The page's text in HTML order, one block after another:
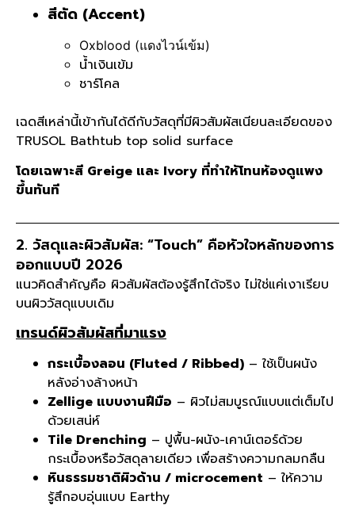
สีตัด (Accent)
Oxblood (แดงไวน์เข้ม)
น้ำเงินเข้ม
ชาร์โคล
เฉดสีเหล่านี้เข้ากันได้ดีกับวัสดุที่มีผิวสัมผัสเนียนละเอียดของ
TRUSOL Bathtub top solid surface
โดยเฉพาะสี Greige และ Ivory ที่ทำให้โทนห้องดูแพง
ขึ้นทันที
2. วัสดุและผิวสัมผัส: “Touch” คือหัวใจหลักของการ
ออกแบบปี 2026
แนวคิดสำคัญคือ ผิวสัมผัสต้องรู้สึกได้จริง ไม่ใช่แค่เงาเรียบ
บนผิววัสดุแบบเดิม
เทรนด์ผิวสัมผัสที่มาแรง
กระเบื้องลอน (Fluted / Ribbed) – ใช้เป็นผนัง
หลังอ่างล้างหน้า
Zellige แบบงานฝีมือ – ผิวไม่สมบูรณ์แบบแต่เต็มไป
ด้วยเสน่ห์
Tile Drenching – ปูพื้น-ผนัง-เคาน์เตอร์ด้วย
กระเบื้องหรือวัสดุลายเดียว เพื่อสร้างความกลมกลืน
หินธรรมชาติผิวด้าน / microcement – ให้ความ
รู้สึกอบอุ่นแบบ Earthy